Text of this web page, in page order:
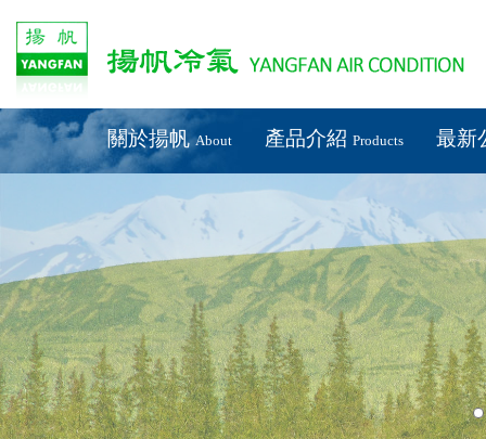
關於揚帆About 產品介紹 Products 最新